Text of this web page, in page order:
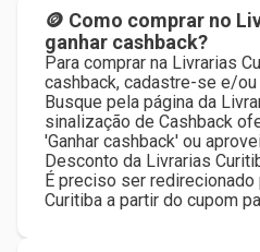
🪙 Como comprar no
ganhar cashback?
Para comprar na Livrarias
cashback, cadastre-se e/ou
Busque pela página da
sinalização de Cashback
'Ganhar cashback' ou
Desconto da Livrarias
É preciso ser
Curitiba a partir do cupom